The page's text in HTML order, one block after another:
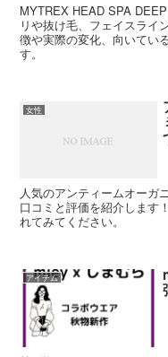
MYTREX HEAD SPA
リや抜け毛、フェイスライ
徴や実際の変化、向いてい
す。
女性
人気のアンティームオーガ
口コミと評価を紹介します
れてみてください。
アイテム